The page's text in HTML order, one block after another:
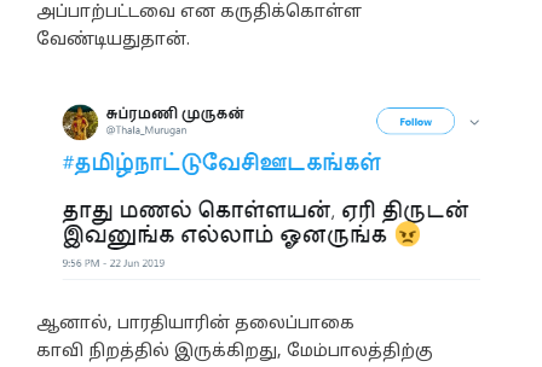
அப்பாற்பட்டவை என கருதிக்கொள்ள
வேண்டியதுதான்.
ஆனால், பாரதியாரின் தலைப்பாகை
காவி நிறத்தில் இருக்கிறது, மேம்பாலத்திற்கு